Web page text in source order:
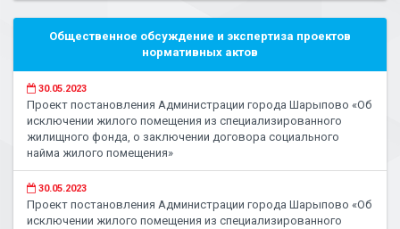
Общественное обсуждение и экспертиза проектов
нормативных актов
30.05.2023
Проект постановления Администрации города Шарыпово «Об
исключении жилого помещения из специализированного
жилищного фонда, о заключении договора социального
найма жилого помещения»
30.05.2023
Проект постановления Администрации города Шарыпово «Об
исключении жилого помещения из специализированного